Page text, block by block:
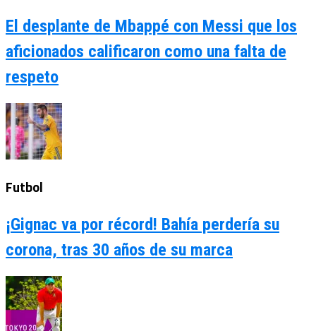
El desplante de Mbappé con Messi que los
aficionados calificaron como una falta de
respeto
Futbol
¡Gignac va por récord! Bahía perdería su
corona, tras 30 años de su marca